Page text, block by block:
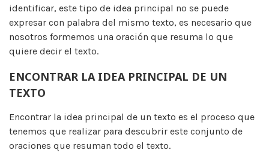
identificar, este tipo de idea principal no se puede
expresar con palabra del mismo texto, es necesario que
nosotros formemos una oración que resuma lo que
quiere decir el texto.
ENCONTRAR LA IDEA PRINCIPAL DE UN
TEXTO
Encontrar la idea principal de un texto es el proceso que
tenemos que realizar para descubrir este conjunto de
oraciones que resuman todo el texto.